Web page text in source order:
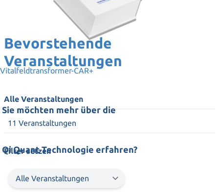
Vitalfeldtransformer-CAR+
Sie möchten mehr über die
Qi Quant Technologie erfahren?
Bevorstehende
Veranstaltungen
Alle Veranstaltungen
11 Veranstaltungen
Filter setzen